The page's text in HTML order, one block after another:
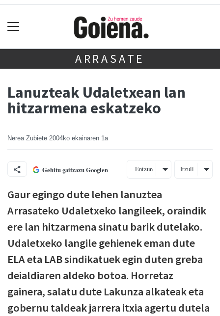
ARRASATE
Lanuzteak Udaletxean lan
hitzarmena eskatzeko
Nerea Zubiete 2004ko ekainaren 1a
Gehitu gaitzazu Googlen Entzun Itzuli
Gaur egingo dute lehen lanuztea
Arrasateko Udaletxeko langileek, oraindik
ere lan hitzarmena sinatu barik dutelako.
Udaletxeko langile gehienek eman dute
ELA eta LAB sindikatuek egin duten greba
deialdiaren aldeko botoa. Horretaz
gainera, salatu dute Lakunza alkateak eta
gobernu taldeak jarrera itxia agertu dutela